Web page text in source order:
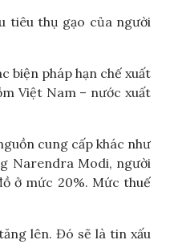
tiêu thụ gạo của người
biện pháp hạn chế xuất
Việt Nam – nước xuất
cung cấp khác như
Narendra Modi, người
ở mức 20%. Mức thuế
lên. Đó sẽ là tin xấu